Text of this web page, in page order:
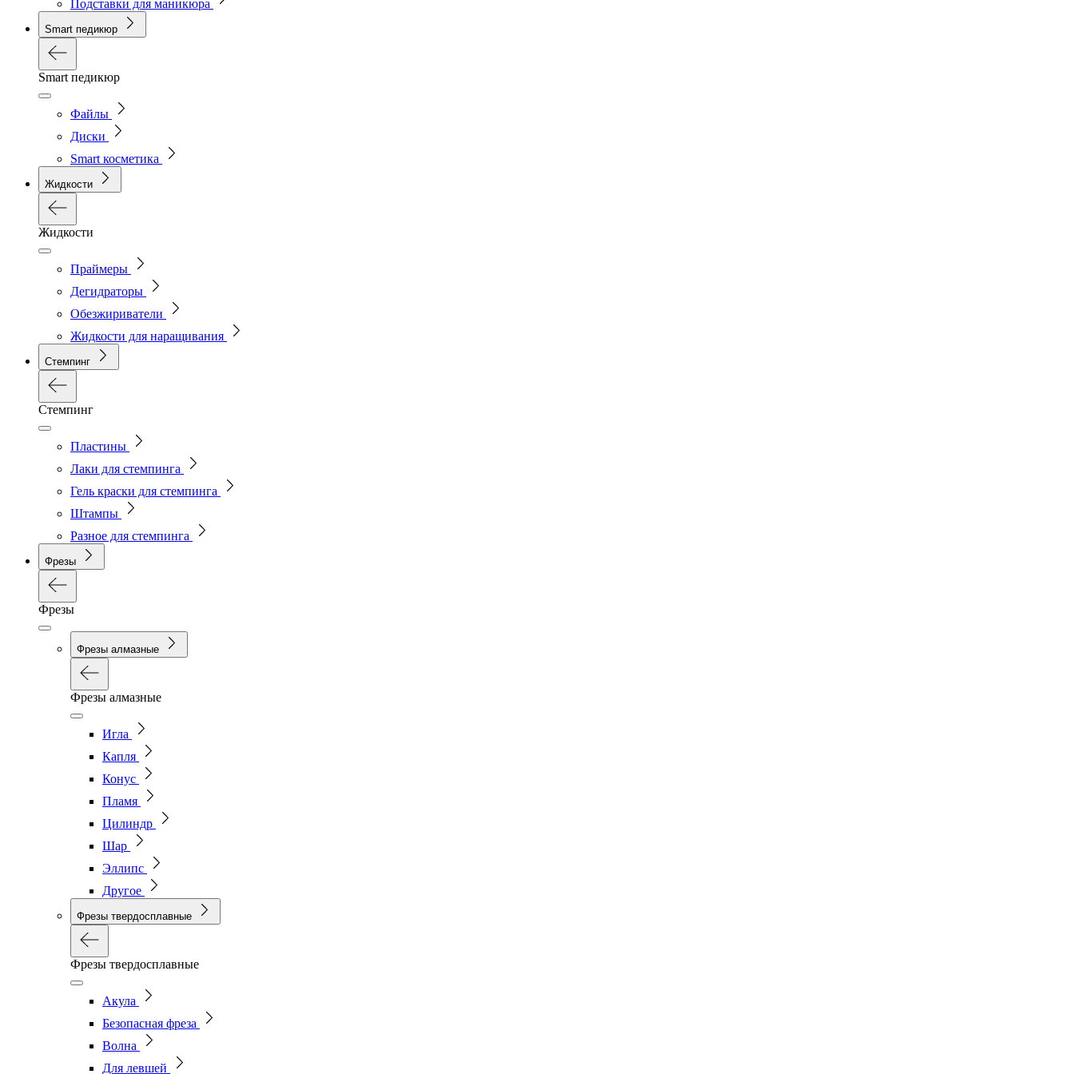
Подставки для маникюра
Smart педикюр
Smart педикюр
Файлы
Диски
Smart косметика
Жидкости
Жидкости
Праймеры
Дегидраторы
Обезжириватели
Жидкости для наращивания
Стемпинг
Стемпинг
Пластины
Лаки для стемпинга
Гель краски для стемпинга
Штампы
Разное для стемпинга
Фрезы
Фрезы
Фрезы алмазные
Фрезы алмазные
Игла
Капля
Конус
Пламя
Цилиндр
Шар
Эллипс
Другое
Фрезы твердосплавные
Фрезы твердосплавные
Акула
Безопасная фреза
Волна
Для левшей